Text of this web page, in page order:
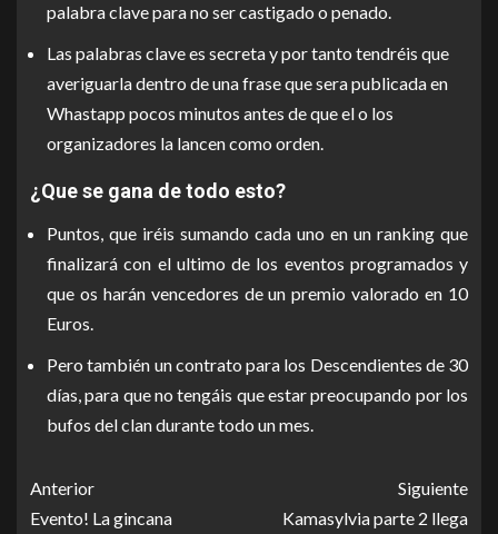
palabra clave para no ser castigado o penado.
Las palabras clave es secreta y por tanto tendréis que
averiguarla dentro de una frase que sera publicada en
Whastapp pocos minutos antes de que el o los
organizadores la lancen como orden.
¿Que se gana de todo esto?
Puntos, que iréis sumando cada uno en un ranking que
finalizará con el ultimo de los eventos programados y
que os harán vencedores de un premio valorado en 10
Euros.
Pero también un contrato para los Descendientes de 30
días, para que no tengáis que estar preocupando por los
bufos del clan durante todo un mes.
Anterior
Evento! La gincana
Siguiente
Kamasylvia parte 2 llega